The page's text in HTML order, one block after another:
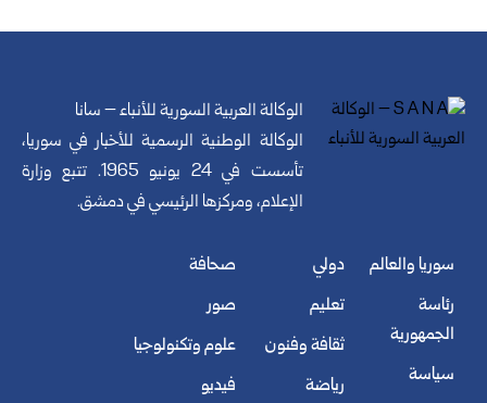
الوكالة العربية السورية للأنباء – سانا
الوكالة الوطنية الرسمية للأخبار في سوريا،
تأسست في 24 يونيو 1965. تتبع وزارة
الإعلام، ومركزها الرئيسي في دمشق.
سوريا والعالم
رئاسة
الجمهورية
سياسة
دولي
تعليم
ثقافة وفنون
رياضة
صحافة
صور
علوم وتكنولوجيا
فيديو